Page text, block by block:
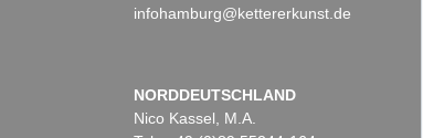
infohamburg@kettererkunst.de
NORDDEUTSCHLAND
Nico Kassel, M.A.